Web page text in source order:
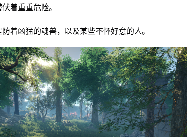
着重重危险。
着凶猛的魂兽，以及某些不怀好意的人。